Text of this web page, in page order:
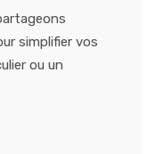
simplifier vos
ou un